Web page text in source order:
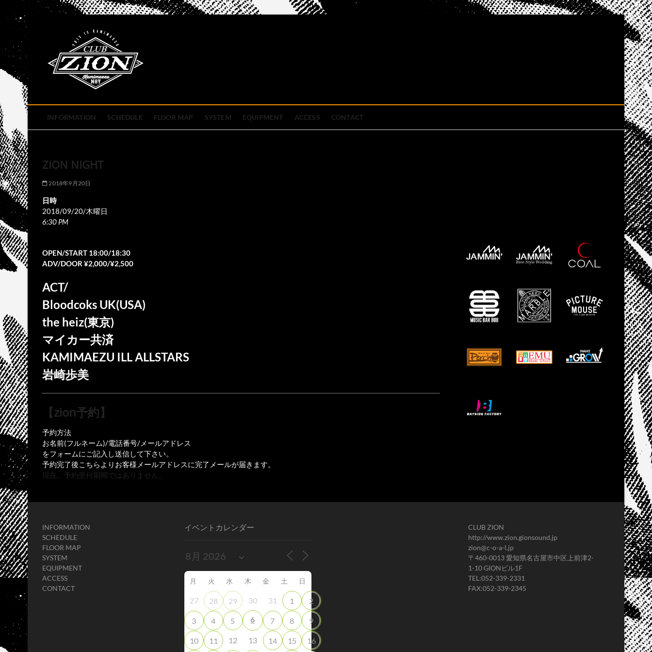
content
INFORMATION SCHEDULE FLOOR MAP SYSTEM EQUIPMENT ACCESS CONTACT
ZION NIGHT
2018年9月20日
日時
2018/09/20/木曜日
6:30 PM
OPEN/START 18:00/18:30
ADV/DOOR ¥2,000/¥2,500
ACT/
Bloodcoks UK(USA)
the heiz(東京)
マイカー共済
KAMIMAEZU ILL ALLSTARS
岩崎歩美
【zion予約】
予約方法
お名前(フルネーム)/電話番号/メールアドレス
をフォームにご記入し送信して下さい。
予約完了後こちらよりお客様メールアドレスに完了メールが届きます。
現在、予約受付期間ではありません。
INFORMATION
SCHEDULE
FLOOR MAP
SYSTEM
EQUIPMENT
ACCESS
CONTACT
イベントカレンダー
月 火 水 木 金 土 日
27 28 29 30 31 1 2
3 4 5 6 7 8 9
10 11 12 13 14 15 16
CLUB ZION
http://www.zion.gionsound.jp
zion@c-o-a-l.jp
〒460-0013 愛知県名古屋市中区上前津2-
1-10 GIONビル1F
TEL:052-339-2331
FAX:052-339-2345